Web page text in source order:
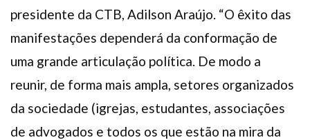
presidente da CTB, Adilson Araújo. “O êxito das
manifestações dependerá da conformação de
uma grande articulação política. De modo a
reunir, de forma mais ampla, setores organizados
da sociedade (igrejas, estudantes, associações
de advogados e todos os que estão na mira da